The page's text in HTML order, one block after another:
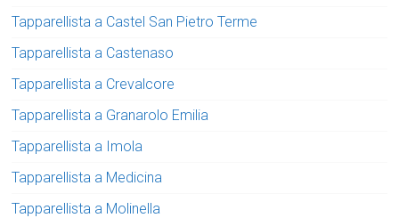
Tapparellista a Castel San Pietro Terme
Tapparellista a Castenaso
Tapparellista a Crevalcore
Tapparellista a Granarolo Emilia
Tapparellista a Imola
Tapparellista a Medicina
Tapparellista a Molinella